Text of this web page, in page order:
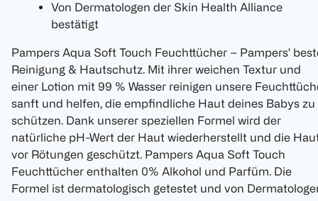
Von Dermatologen der Skin Health Alliance
bestätigt
Pampers Aqua Soft Touch Feuchttücher – Pampers'
Reinigung & Hautschutz. Mit ihrer weichen Textur und
einer Lotion mit 99 % Wasser reinigen unsere
sanft und helfen, die empfindliche Haut deines Babys zu
schützen. Dank unserer speziellen Formel wird der
natürliche pH-Wert der Haut wiederherstellt und die
vor Rötungen geschützt. Pampers Aqua Soft Touch
Feuchttücher enthalten 0% Alkohol und Parfüm. Die
Formel ist dermatologisch getestet und von